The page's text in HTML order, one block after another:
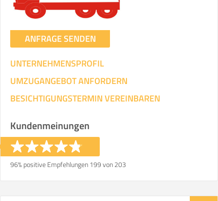
ANFRAGE SENDEN
UNTERNEHMENSPROFIL
UMZUGANGEBOT ANFORDERN
BESICHTIGUNGSTERMIN VEREINBAREN
Kundenmeinungen
96% positive Empfehlungen 199 von 203